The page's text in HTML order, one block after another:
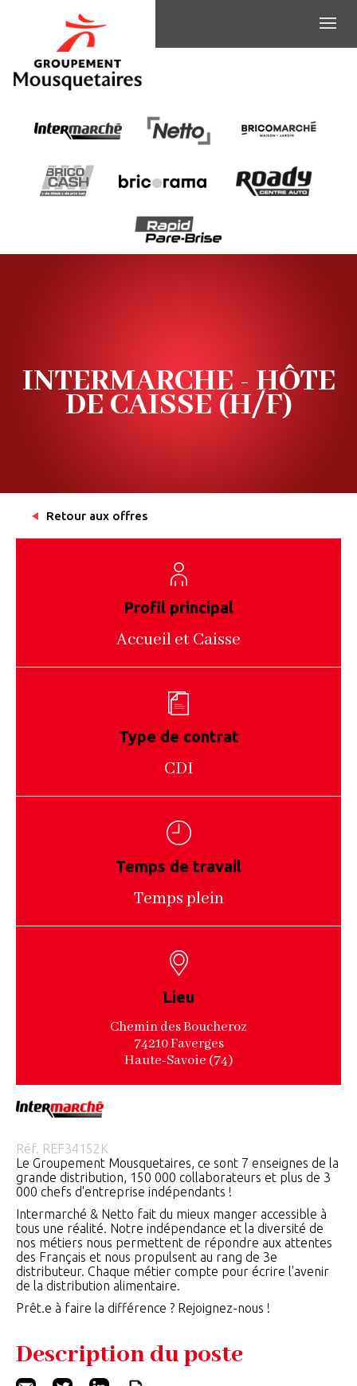
INTERMARCHE
HÔTE
DE
CAISSE
(H/F)
INTERMARCHE - HÔTE
DE CAISSE (H/F)
Retour aux offres
Profil principal
Accueil et Caisse
Type de contrat
CDI
Temps de travail
Temps plein
Lieu
Chemin des Boucheroz
74210 Faverges
Haute-Savoie (74)
Réf. REF34152K
Le Groupement Mousquetaires, ce sont 7 enseignes de la
grande distribution, 150 000 collaborateurs et plus de 3
000 chefs d'entreprise indépendants !
Intermarché & Netto fait du mieux manger accessible à
tous une réalité. Notre indépendance et la diversité de
nos métiers nous permettent de répondre aux attentes
des Français et nous propulsent au rang de 3e
distributeur. Chaque métier compte pour écrire l'avenir
de la distribution alimentaire.
Prêt.e à faire la différence ? Rejoignez-nous !
Description du poste